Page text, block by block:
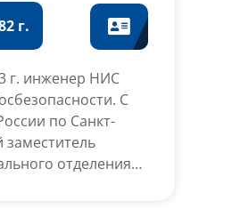
г.
г. инженер НИС
С
по Санкт-
заместитель
отделения